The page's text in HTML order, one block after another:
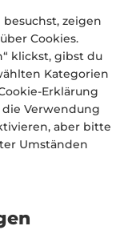
zeigen
Cookies.
klickst, gibst du
Kategorien
Erklärung
Verwendung
aber bitte
Umständen